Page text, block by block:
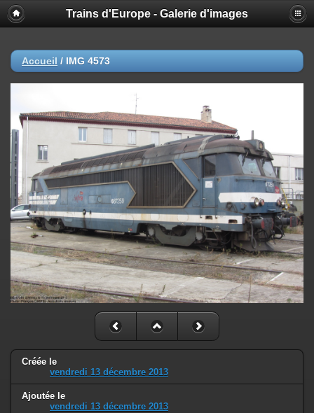
Trains d'Europe - Galerie d'images
Accueil / IMG 4573
Créée le
vendredi 13 décembre 2013
Ajoutée le
vendredi 13 décembre 2013